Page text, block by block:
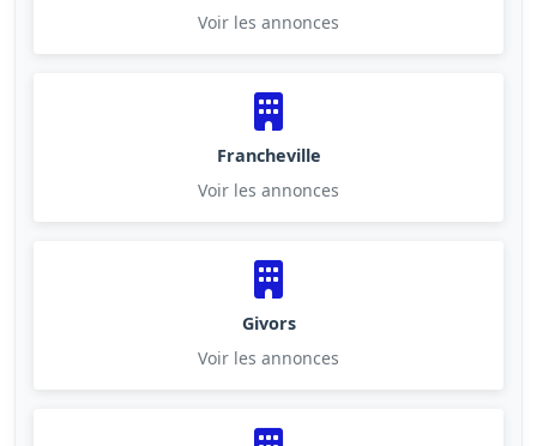
Voir les annonces
Francheville
Voir les annonces
Givors
Voir les annonces